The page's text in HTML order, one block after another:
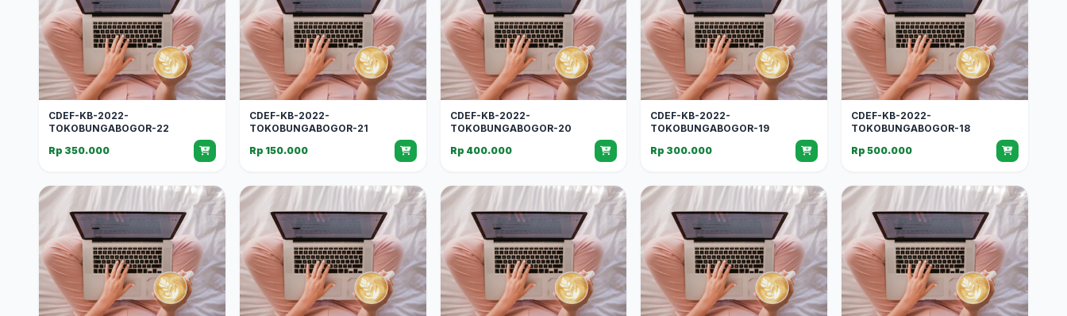
CDEF-KB-2022-
TOKOBUNGABOGOR-22
Rp 350.000
CDEF-KB-2022-
TOKOBUNGABOGOR-21
Rp 150.000
CDEF-KB-2022-
TOKOBUNGABOGOR-20
Rp 400.000
CDEF-KB-2022-
TOKOBUNGABOGOR-19
Rp 300.000
CDEF-KB-2022-
TOKOBUNGABOGOR-18
Rp 500.000